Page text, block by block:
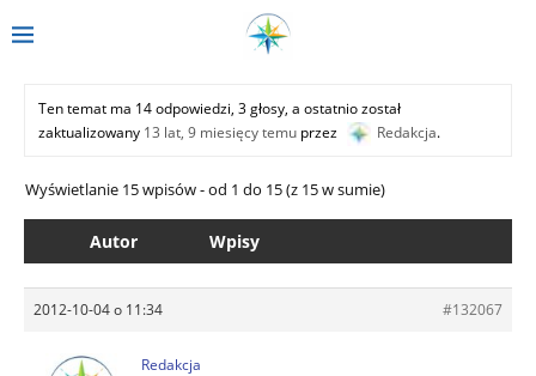
Ten temat ma 14 odpowiedzi, 3 głosy, a ostatnio został
zaktualizowany 13 lat, 9 miesięcy temu przez Redakcja.
Wyświetlanie 15 wpisów - od 1 do 15 (z 15 w sumie)
Autor Wpisy
2012-10-04 o 11:34 #132067
Redakcja